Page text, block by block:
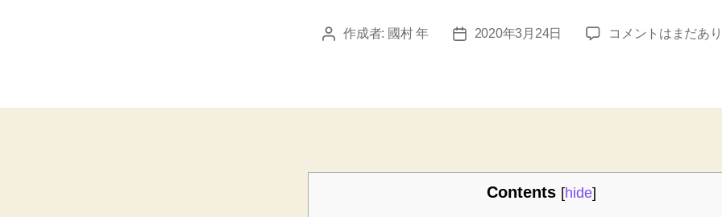
投 作成者: 國村 年
投
2020年3月24日
事
信
コメントはまだあ
Contents [hide]